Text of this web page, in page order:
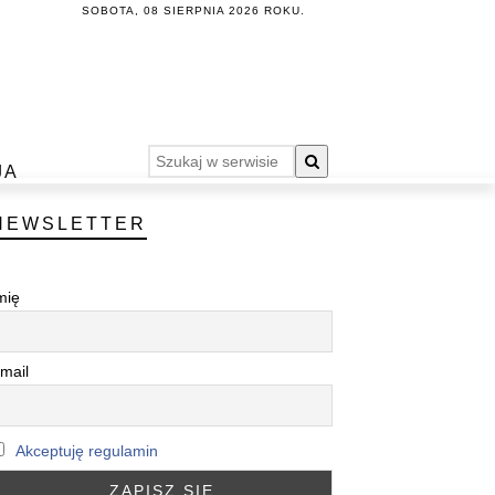
SOBOTA, 08 SIERPNIA 2026 ROKU.
Akceptuję regulamin